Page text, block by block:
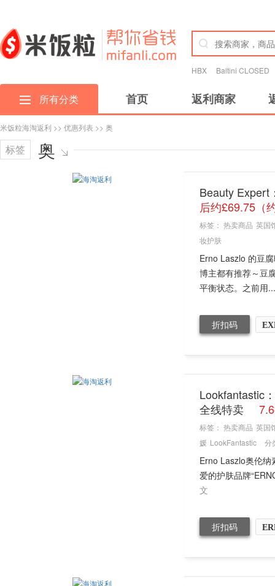
HBX Baltini CLOSED
所有分类 首页 返利商家
米饭粒海淘返利 >> 优惠列表 >> 奥
标签 奥
Beauty Expert
后约£69.75（
标签： 热卖商品 英国
妆护肤
Erno Laszlo 的豆
博主都有推荐～豆
平衡状态。之前用...
折扣码
Lookfantastic
全线特卖
标签： 热卖商品 英国
媛 LookFantastic 分
Erno Laszlo奥伦纳
爱的护肤品牌
文
折扣码